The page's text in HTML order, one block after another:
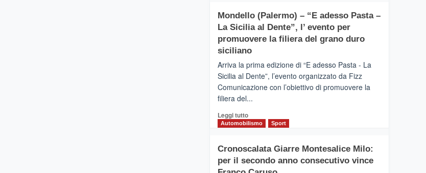
messaggi
di
CASTIGLIONE
DI
SICILIA
(Ct)
Il
Borgo
del
tour
tra
vicoli
medievali
Mondello (Palermo) – “E adesso Pasta –
La Sicilia al Dente”, l’ evento per
promuovere la filiera del grano duro
siciliano
Arriva la prima edizione di “E adesso Pasta - La
Sicilia al Dente”, l’evento organizzato da Fizz
Comunicazione con l’obiettivo di promuovere la
filiera del...
Leggi tuttoLeggi
di
Mondello
(Palermo)
–
Automobilismo Sport
Cronoscalata Giarre Montesalice Milo:
per il secondo anno consecutivo vince